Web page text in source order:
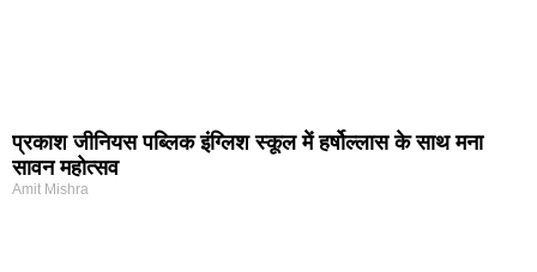
प्रकाश जीनियस पब्लिक इंग्लिश स्कूल में हर्षोल्लास के साथ मना
सावन महोत्सव
Amit Mishra